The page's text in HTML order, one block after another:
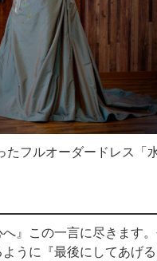
たフルオーダードレス「水
』この一言に尽きます
うに『最後にしてあげ